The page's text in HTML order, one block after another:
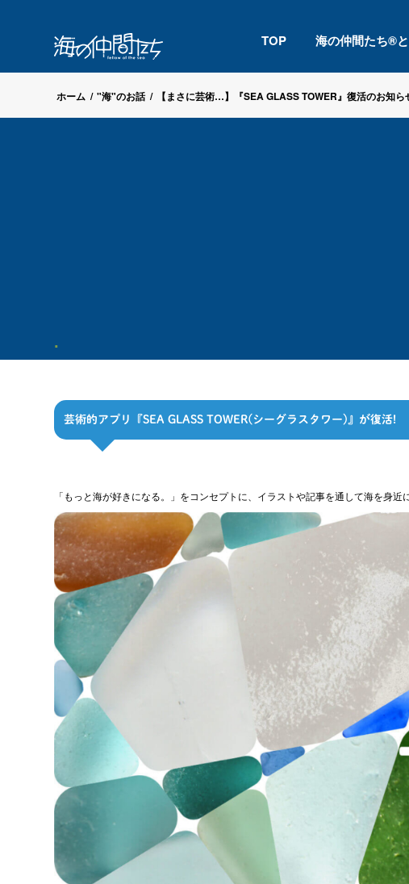
TOP 海の仲間たち®
ホーム / "海"のお話 / 【まさに芸術…】『SEA GLASS TOWER』復活のお知
芸術的アプリ『SEA GLASS TOWER(シーグラスタワー)』が復活!
「もっと海が好きになる。」をコンセプトに、イラストや記事を通して海を身